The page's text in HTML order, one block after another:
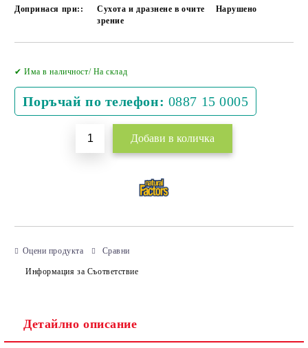
Допринася при:: Сухота и дразнене в очите
Нарушено
зрение
✔ Има в наличност/ На склад
Поръчай по телефон: 0887 15 0005
Оцени продукта Сравни
Информация за Съответствие
Детайлно описание